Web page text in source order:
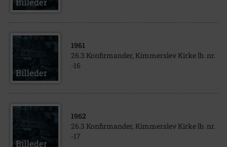
1961
26.3 Konfirmander, Kimmerslev Kirke lb. nr.
-16
1962
26.3 Konfirmander, Kimmerslev Kirke lb. nr.
-17